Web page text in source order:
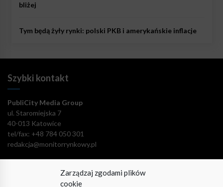
Zarządzaj zgodami plików
cookie
bliżej
Tym będą żyły rynki: polski PKB i amerykańskie inflacje
Szybki kontakt
PubliCity Media Group
ul. Staromiejska 7
40-013 Katowice
tel/fax: +48 784 050 301
redakcja@monitorrynkowy.pl